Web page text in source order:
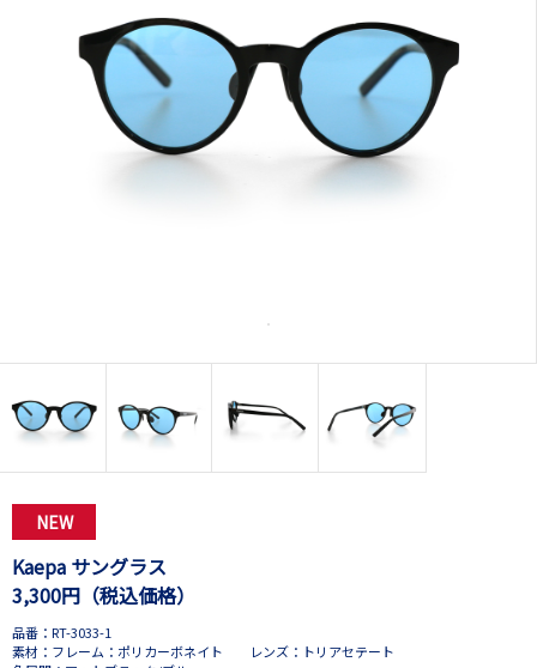
NEW
Kaepa サングラス
3,300円（税込価格）
品番：RT-3033-1
素材：フレーム：ポリカーボネイト レンズ：トリアセテート